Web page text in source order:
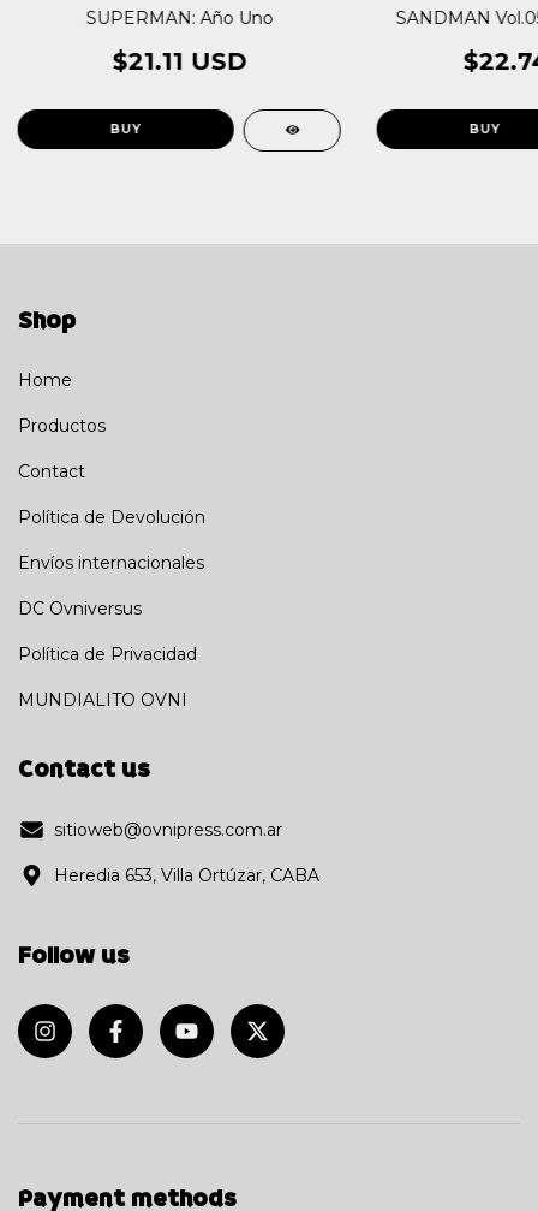
SUPERMAN: Año Uno
$21.11 USD
SANDMAN
Shop
Home
Productos
Contact
Política de Devolución
Envíos internacionales
DC Ovniversus
Política de Privacidad
MUNDIALITO OVNI
Contact us
sitioweb@ovnipress.com.ar
Heredia 653, Villa Ortúzar, CABA
Follow us
Payment methods